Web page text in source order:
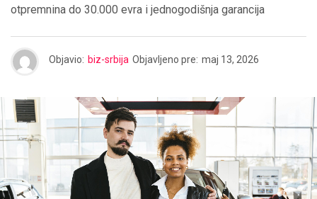
otpremnina do 30.000 evra i jednogodišnja garancija
Objavio: biz-srbija Objavljeno pre: maj 13, 2026